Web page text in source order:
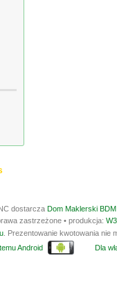
dostarcza Dom Maklerski
zastrzeżone • produkcja:
. Prezentowanie kwotowania
Android Dla